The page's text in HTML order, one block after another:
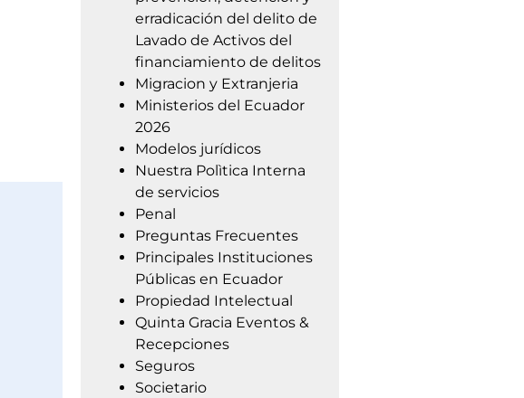
erradicación del delito de
Lavado de Activos del
financiamiento de delitos
Migracion y Extranjeria
Ministerios del Ecuador
2026
Modelos jurídicos
Nuestra Polìtica Interna
de servicios
Penal
Preguntas Frecuentes
Principales Instituciones
Públicas en Ecuador
Propiedad Intelectual
Quinta Gracia Eventos &
Recepciones
Seguros
Societario